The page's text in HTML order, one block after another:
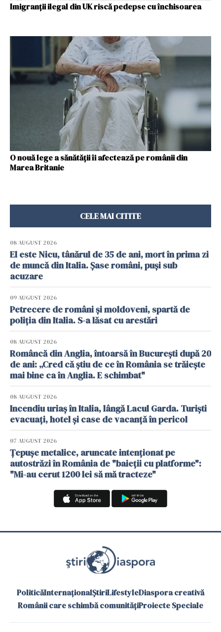
Imigranții ilegal din UK riscă pedepse cu închisoarea
O nouă lege a sănătății îi afectează pe românii din
Marea Britanie
CELE MAI CITITE
08 AUGUST 2026
El este Nicu, tânărul de 35 de ani, mort în prima zi
de muncă din Italia. Șase români, puși sub
acuzare
09 AUGUST 2026
Petrecere de români și moldoveni, spartă de
poliția din Italia. S-a lăsat cu arestări
08 AUGUST 2026
Româncă din Anglia, întoarsă în București după 20
de ani: „Cred că știu de ce în România se trăiește
mai bine ca în Anglia. E schimbat"
08 AUGUST 2026
Incendiu uriaș în Italia, lângă Lacul Garda. Turiști
evacuați, hotel și case de vacanță în pericol
07 AUGUST 2026
Țepușe metalice, aruncate intenționat pe
autostrăzi în România de "baieții cu platforme":
"Mi-au cerut 1200 lei să mă tracteze"
PoliticăInternaționalȘtiriLifestyleDiaspora creativă
Românii care schimbă comunitățiProiecte Speciale